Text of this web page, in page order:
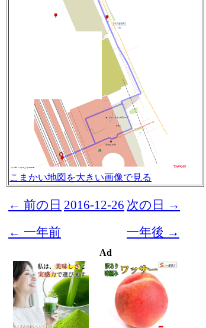
こまかい地図を大きい画像で見る
← 前の日 2016-12-26 次の日 →
← 一年前
一年後 →
Ad